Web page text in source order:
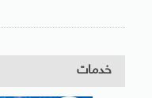
خدمات